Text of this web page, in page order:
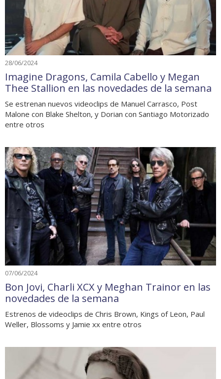
28/06/2024
Imagine Dragons, Camila Cabello y Megan
Thee Stallion en las novedades de la semana
Se estrenan nuevos videoclips de Manuel Carrasco, Post
Malone con Blake Shelton, y Dorian con Santiago Motorizado
entre otros
07/06/2024
Bon Jovi, Charli XCX y Meghan Trainor en las
novedades de la semana
Estrenos de videoclips de Chris Brown, Kings of Leon, Paul
Weller, Blossoms y Jamie xx entre otros